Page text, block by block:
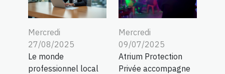
Mercredi
27/08/2025
Le monde
professionnel local
Mercredi
09/07/2025
Atrium Protection
Privée accompagne